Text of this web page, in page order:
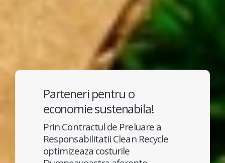
Parteneri pentru o
economie sustenabila!
Prin Contractul de Preluare a
Responsabilitatii Clean Recycle
optimizeaza costurile